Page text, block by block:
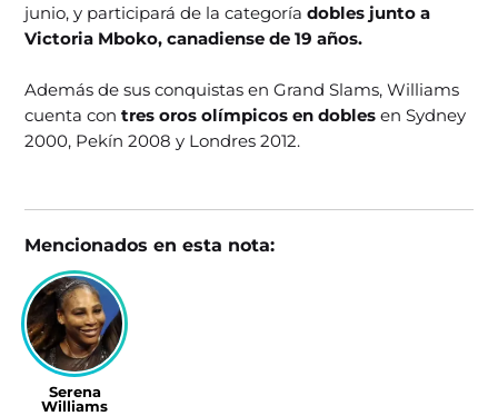
junio, y participará de la categoría dobles junto a
Victoria Mboko, canadiense de 19 años.
Además de sus conquistas en Grand Slams, Williams
cuenta contres oros olímpicos en doblesen Sydney
2000, Pekín 2008 y Londres 2012.
Mencionados en esta nota:
Serena
Williams